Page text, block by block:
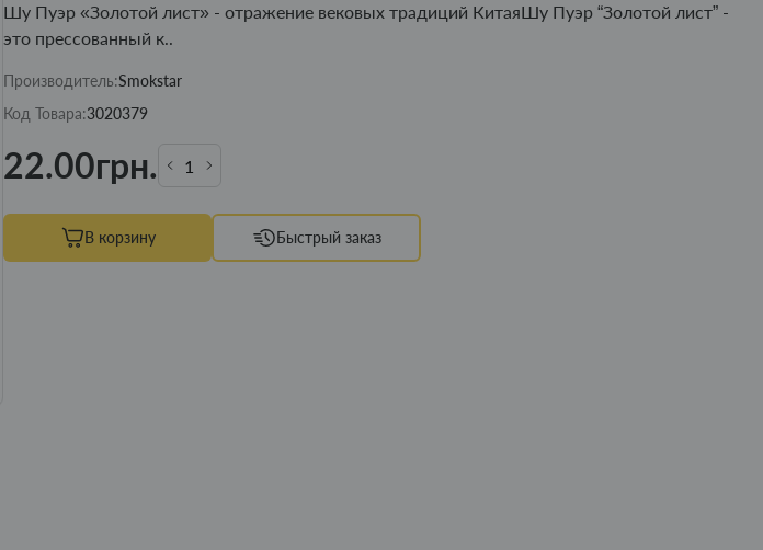
Шу Пуэр «Золотой лист» - отражение вековых традиций КитаяШу Пуэр “Золотой лист” -
это прессованный к..
Производитель:Smokstar
Код Товара:3020379
22.00грн.
В корзину Быстрый заказ